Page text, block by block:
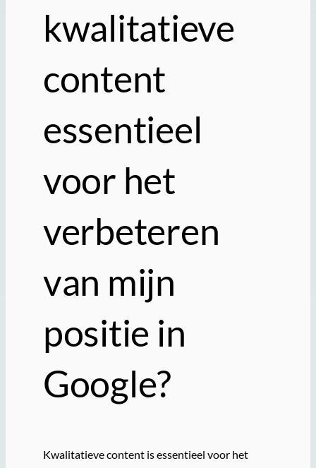
kwalitatieve
content
essentieel
voor het
verbeteren
van mijn
positie in
Google?
Kwalitatieve content is essentieel voor het